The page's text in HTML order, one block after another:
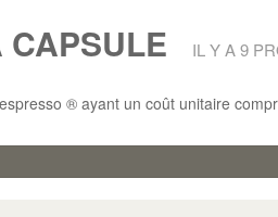
IL Y A 9
® ayant un coût unitaire